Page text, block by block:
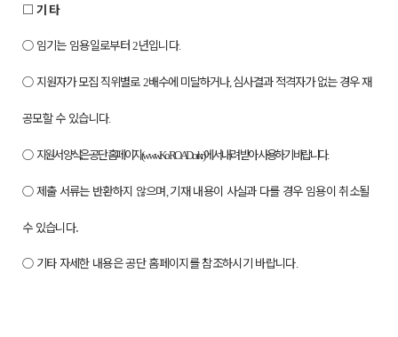
□ 기 타
○ 임기는 임용일로부터2년입니다.
○ 지원자가 모집 직위별로 2배수에 미달하거나,심사결과 적격자가 없는 경우재
공모할 수 있습니다.
○ 지원서 양식은 공단 홈페이지(www.KoROAD.or.kr)에서 내려 받아 사용하기 바랍니다
○제출 서류는 반환하지 않으며,기재 내용이 사실과 다를 경우 임용이 취소될
수 있습니다.
○ 기타 자세한 내용은 공단 홈페이지를 참조하시기 바랍니다.